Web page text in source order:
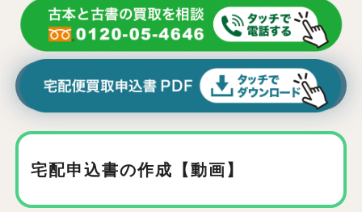
宅配申込書の作成【動画】